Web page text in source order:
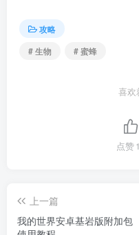
攻略
# 生物
# 蜜蜂
喜欢
点赞
上一篇
我的世界安卓基岩版附加包